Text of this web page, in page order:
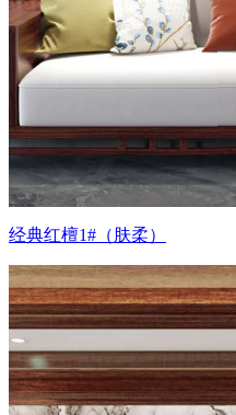
经典红檀1#（肤柔）